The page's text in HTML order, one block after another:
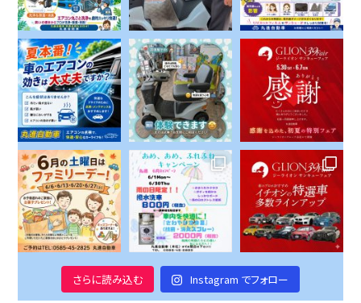
さらに読み込む Instagram でフォロー